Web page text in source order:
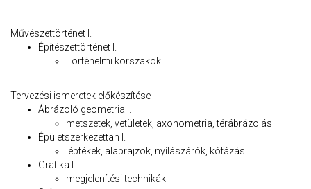
Művészettörténet I.
Építészettörténet I.
Történelmi korszakok
Tervezési ismeretek előkészítése
Ábrázoló geometria I.
metszetek, vetületek, axonometria, térábrázolás
Épületszerkezettan I.
léptékek, alaprajzok, nyílászárók, kótázás
Grafika I.
megjelenítési technikák